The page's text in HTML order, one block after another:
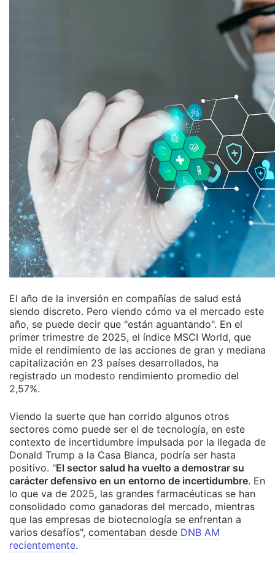
El año de la inversión en compañías de salud está
siendo discreto. Pero viendo cómo va el mercado este
año, se puede decir que "están aguantando". En el
primer trimestre de 2025, el índice MSCI World, que
mide el rendimiento de las acciones de gran y mediana
capitalización en 23 países desarrollados, ha
registrado un modesto rendimiento promedio del
2,57%.
Viendo la suerte que han corrido algunos otros
sectores como puede ser el de tecnología, en este
contexto de incertidumbre impulsada por la llegada de
Donald Trump a la Casa Blanca, podría ser hasta
positivo. "El sector salud ha vuelto a demostrar su
carácter defensivo en un entorno de incertidumbre. En
lo que va de 2025, las grandes farmacéuticas se han
consolidado como ganadoras del mercado, mientras
que las empresas de biotecnología se enfrentan a
varios desafíos", comentaban desde DNB AM
recientemente.